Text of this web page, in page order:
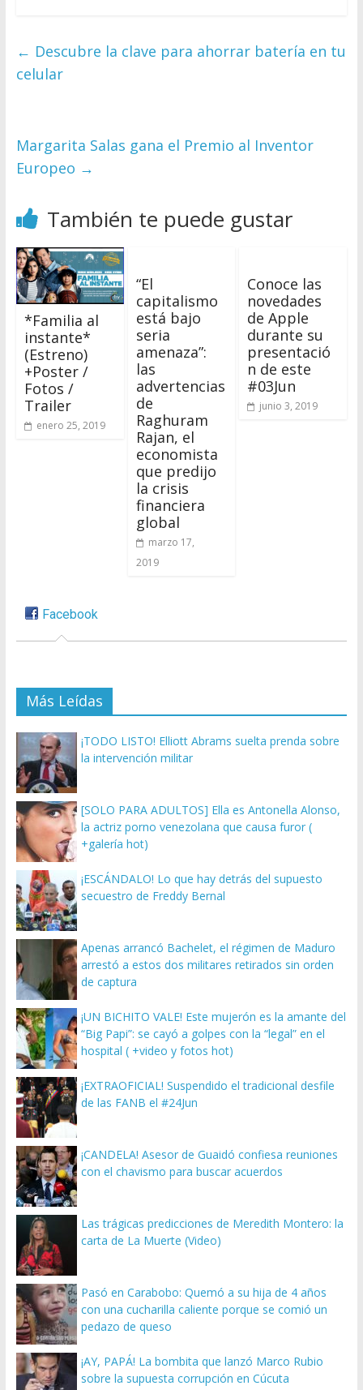
← Descubre la clave para ahorrar batería en tu
celular
Margarita Salas gana el Premio al Inventor
Europeo →
También te puede gustar
*Familia al
instante*
(Estreno)
+Poster /
Fotos /
Trailer
enero 25, 2019
“El
capitalismo
está bajo
seria
amenaza”:
las
advertencias
de
Raghuram
Rajan, el
economista
que predijo
la crisis
financiera
global
marzo 17,
2019
Conoce las
novedades
de Apple
durante su
presentació
n de este
#03Jun
junio 3, 2019
Facebook
Más Leídas
¡TODO LISTO! Elliott Abrams suelta prenda sobre
la intervención militar
[SOLO PARA ADULTOS] Ella es Antonella Alonso,
la actriz porno venezolana que causa furor (
+galería hot)
¡ESCÁNDALO! Lo que hay detrás del supuesto
secuestro de Freddy Bernal
Apenas arrancó Bachelet, el régimen de Maduro
arrestó a estos dos militares retirados sin orden
de captura
¡UN BICHITO VALE! Este mujerón es la amante del
“Big Papi”: se cayó a golpes con la “legal” en el
hospital ( +video y fotos hot)
¡EXTRAOFICIAL! Suspendido el tradicional desfile
de las FANB el #24Jun
¡CANDELA! Asesor de Guaidó confiesa reuniones
con el chavismo para buscar acuerdos
Las trágicas predicciones de Meredith Montero: la
carta de La Muerte (Video)
Pasó en Carabobo: Quemó a su hija de 4 años
con una cucharilla caliente porque se comió un
pedazo de queso
¡AY, PAPÁ! La bombita que lanzó Marco Rubio
sobre la supuesta corrupción en Cúcuta